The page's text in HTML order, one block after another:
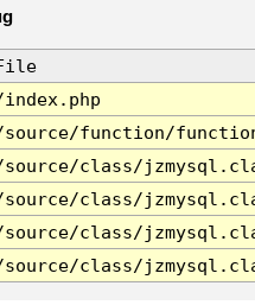
function/
class/
class/
class/
class/